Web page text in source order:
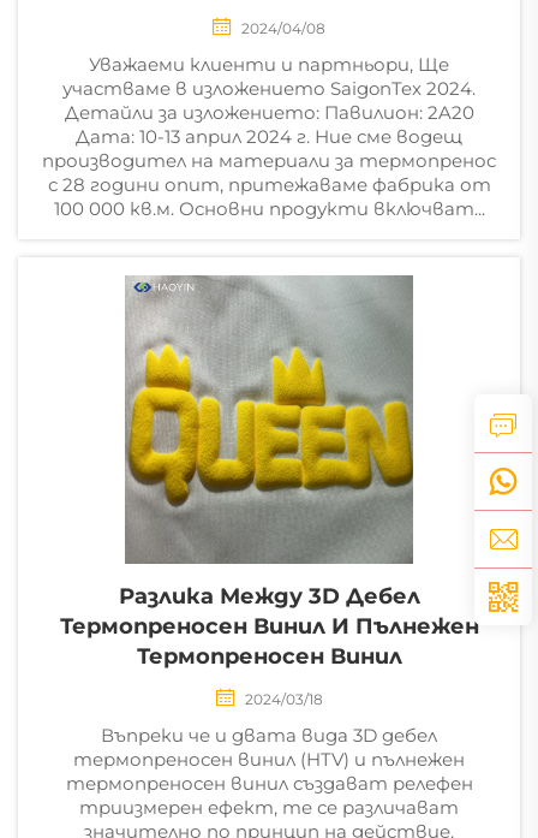
2024/04/08
Уважаеми клиенти и партньори, Ще
участваме в изложението SaigonTex 2024.
Детайли за изложението: Павилион: 2A20
Дата: 10-13 април 2024 г. Ние сме водещ
производител на материали за термопренос
с 28 години опит, притежаваме фабрика от
100 000 кв.м. Основни продукти включват...
Разлика Между 3D Дебел
Термопреносен Винил И Пълнежен
Термопреносен Винил
2024/03/18
Въпреки че и двата вида 3D дебел
термопреносен винил (HTV) и пълнежен
термопреносен винил създават релефен
триизмерен ефект, те се различават
значително по принцип на действие,